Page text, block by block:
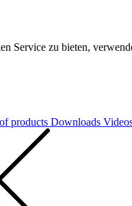
Service zu bieten,
products Downloads